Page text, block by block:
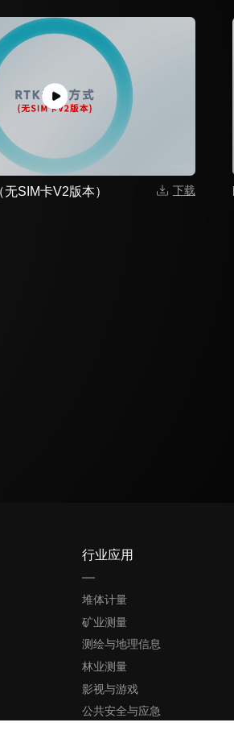
SIM卡V2版本） 下载
行业应用
堆体计量
矿业测量
测绘与地理信息
林业测量
影视与游戏
公共安全与应急